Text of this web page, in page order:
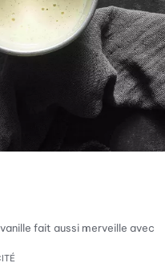
fait aussi merveille avec